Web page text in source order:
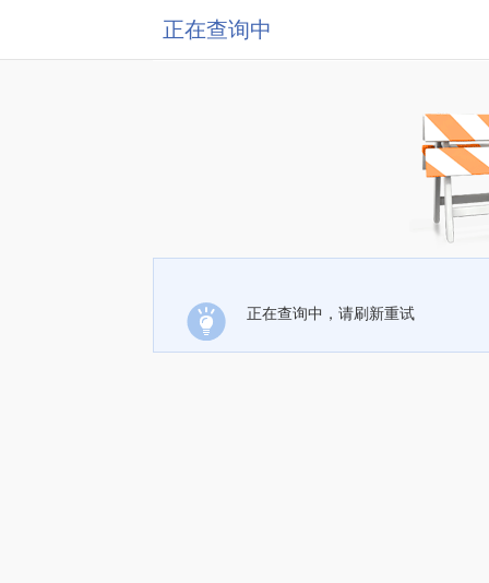
正在查询中
正在查询中，请刷新重试